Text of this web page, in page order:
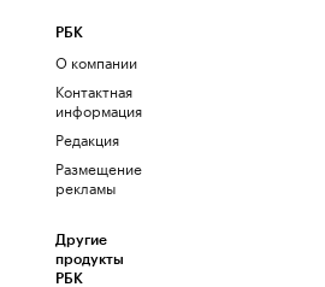
РБК
О компании
Контактная
информация
Редакция
Размещение
рекламы
Другие
продукты
РБК